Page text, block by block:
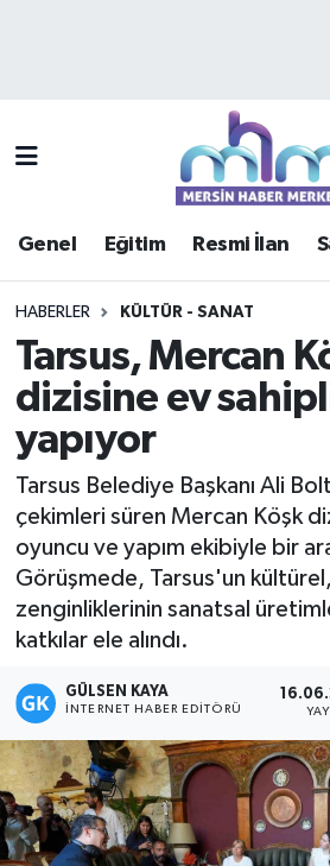
Genel Eğitim Resmi İlan
HABERLER KÜLTÜR - SANAT
Tarsus, Mercan
dizisine ev
yapıyor
Tarsus Belediye Başkanı Ali
çekimleri süren Mercan Köşk
oyuncu ve yapım ekibiyle bir
Görüşmede, Tarsus'un
zenginliklerinin sanatsal
katkılar ele alındı.
GÜLSEN KAYA
İNTERNET HABER EDITÖRÜ
Güncel
Haberde insan
Kültür - Sanat
Magazin
Mersin
Mersin Tarihi
Özel Haber
Politika
Mersin Trafik Yoğunluk
Süper Lig Puan Durumu ve
Haber Arşivi